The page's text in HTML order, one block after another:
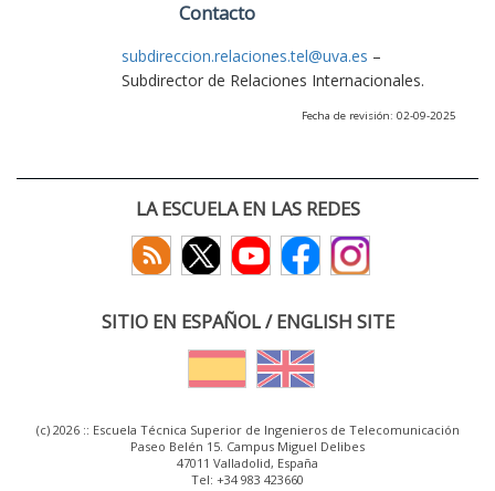
Contacto
subdireccion.relaciones.tel@uva.es –
Subdirector de Relaciones Internacionales.
Fecha de revisión: 02-09-2025
LA ESCUELA EN LAS REDES
SITIO EN ESPAÑOL / ENGLISH SITE
(c) 2026 :: Escuela Técnica Superior de Ingenieros de Telecomunicación
Paseo Belén 15. Campus Miguel Delibes
47011 Valladolid, España
Tel: +34 983 423660